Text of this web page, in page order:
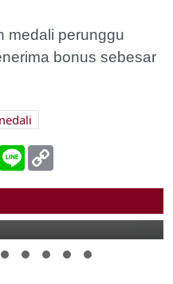
medali perunggu
bonus sebesar
WeChatLine
Ramalan